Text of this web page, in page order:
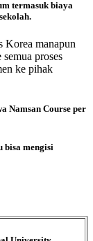
termasuk biaya
Korea manapun
proses
ke pihak
Namsan Course per
bisa mengisi